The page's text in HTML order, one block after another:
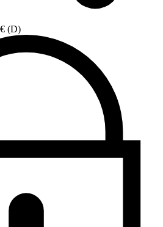
(D)